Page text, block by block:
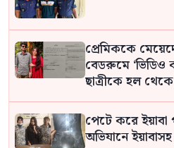
প্রেমিককে
বেডরুমে ‘ভিডিও
ছাত্রীকে হল থেকে
‎পেটে করে ইয়াবা
অভিযানে